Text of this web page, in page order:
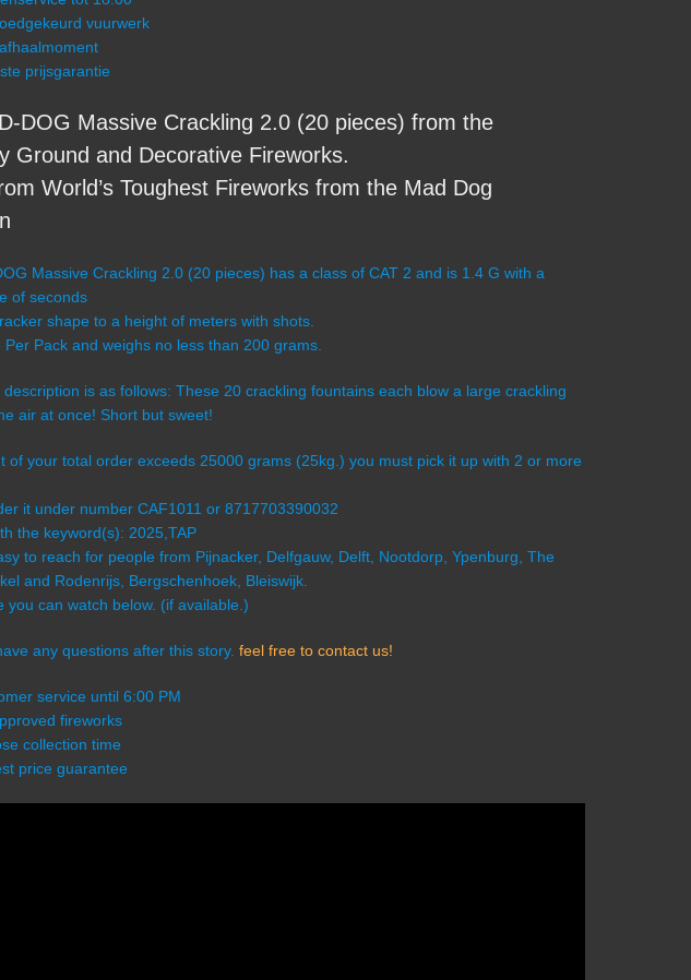
vuurwerk
prijsgarantie
DOG Massive Crackling 2.0 (20 pieces) from the
Ground and Decorative Fireworks.
World’s Toughest Fireworks from the Mad Dog
Massive Crackling 2.0 (20 pieces) has a class of CAT 2 and is 1.4 G with a
of seconds
shape to a height of meters with shots.
Per Pack and weighs no less than 200 grams.
is as follows: These 20 crackling fountains each blow a large crackling
air at once! Short but sweet!
of your total order exceeds 25000 grams (25kg.) you must pick it up with 2 or more
it under number CAF1011 or 8717703390032
the keyword(s): 2025,TAP
to reach for people from Pijnacker, Delfgauw, Delft, Nootdorp, Ypenburg, The
and Rodenrijs, Bergschenhoek, Bleiswijk.
you can watch below. (if available.)
any questions after this story. feel free to contact us!
service until 6:00 PM
fireworks
collection time
price guarantee